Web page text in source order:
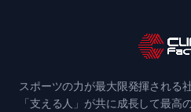
スポーツの力が最大限発揮される
「支える人」が共に成長して最高